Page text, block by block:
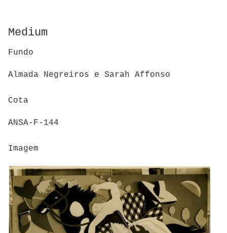
Medium
Fundo
Almada Negreiros e Sarah Affonso
Cota
ANSA-F-144
Imagem